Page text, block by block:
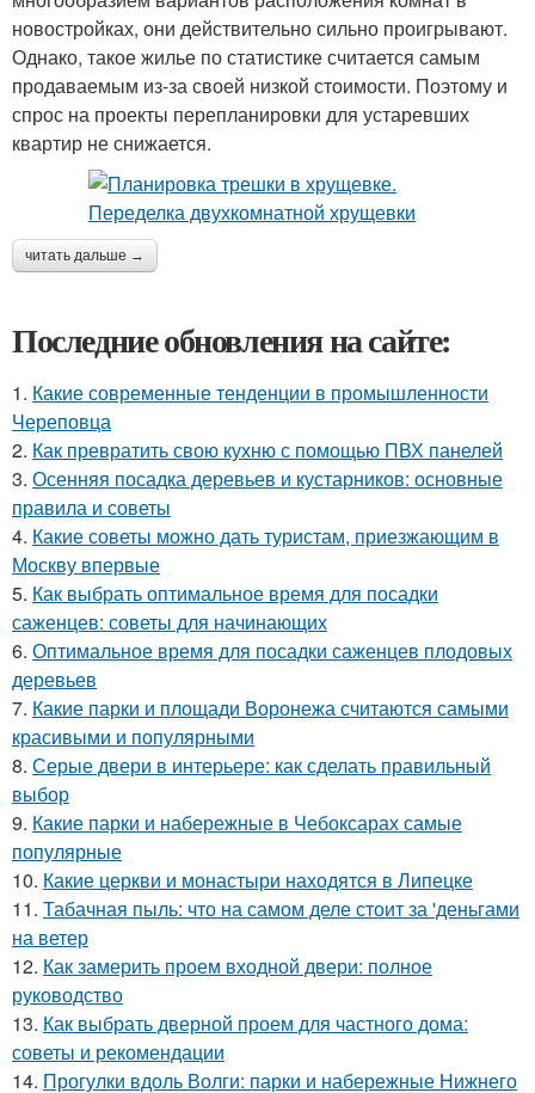
новостройках, они действительно сильно проигрывают.
Однако, такое жилье по статистике считается самым
продаваемым из-за своей низкой стоимости. Поэтому и
спрос на проекты перепланировки для устаревших
квартир не снижается.
читать дальше →
Последние обновления на сайте:
1. Какие современные тенденции в промышленности
Череповца
2. Как превратить свою кухню с помощью ПВХ панелей
3. Осенняя посадка деревьев и кустарников: основные
правила и советы
4. Какие советы можно дать туристам, приезжающим в
Москву впервые
5. Как выбрать оптимальное время для посадки
саженцев: советы для начинающих
6. Оптимальное время для посадки саженцев плодовых
деревьев
7. Какие парки и площади Воронежа считаются самыми
красивыми и популярными
8. Серые двери в интерьере: как сделать правильный
выбор
9. Какие парки и набережные в Чебоксарах самые
популярные
10. Какие церкви и монастыри находятся в Липецке
11. Табачная пыль: что на самом деле стоит за 'деньгами
на ветер
12. Как замерить проем входной двери: полное
руководство
13. Как выбрать дверной проем для частного дома:
советы и рекомендации
14. Прогулки вдоль Волги: парки и набережные Нижнего